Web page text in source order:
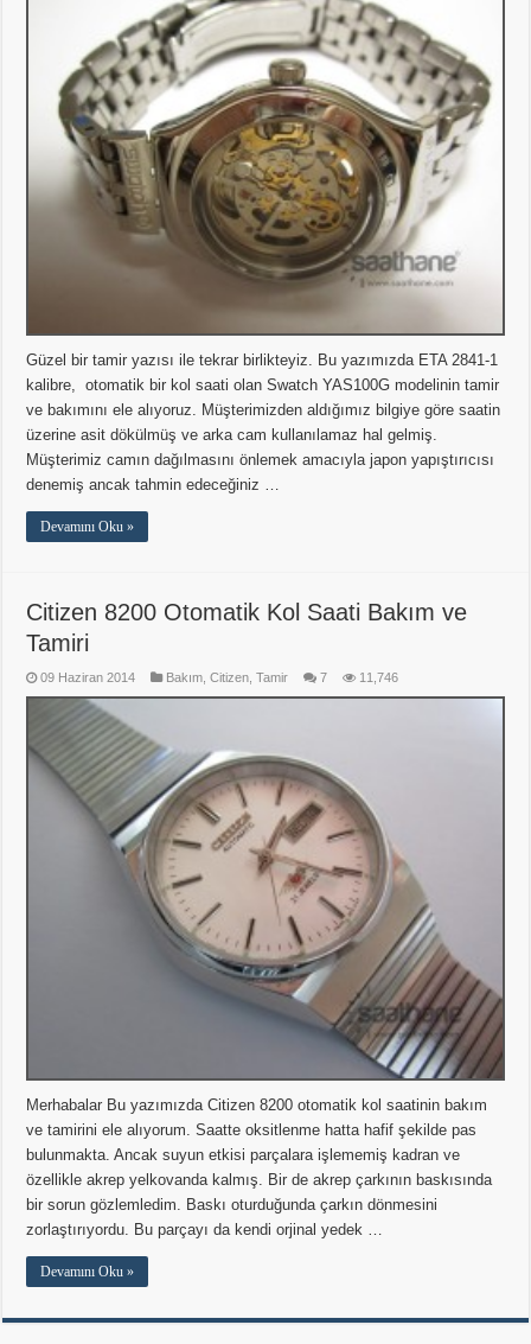
Güzel bir tamir yazısı ile tekrar birlikteyiz. Bu yazımızda ETA 2841-1
kalibre, otomatik bir kol saati olan Swatch YAS100G modelinin tamir
ve bakımını ele alıyoruz. Müşterimizden aldığımız bilgiye göre saatin
üzerine asit dökülmüş ve arka cam kullanılamaz hal gelmiş.
Müşterimiz camın dağılmasını önlemek amacıyla japon yapıştırıcısı
denemiş ancak tahmin edeceğiniz …
Devamını Oku »
Citizen 8200 Otomatik Kol Saati Bakım ve
Tamiri
09 Haziran 2014 Bakım ,Citizen ,Tamir 7 11,746
Merhabalar Bu yazımızda Citizen 8200 otomatik kol saatinin bakım
ve tamirini ele alıyorum. Saatte oksitlenme hatta hafif şekilde pas
bulunmakta. Ancak suyun etkisi parçalara işlememiş kadran ve
özellikle akrep yelkovanda kalmış. Bir de akrep çarkının baskısında
bir sorun gözlemledim. Baskı oturduğunda çarkın dönmesini
zorlaştırıyordu. Bu parçayı da kendi orjinal yedek …
Devamını Oku »